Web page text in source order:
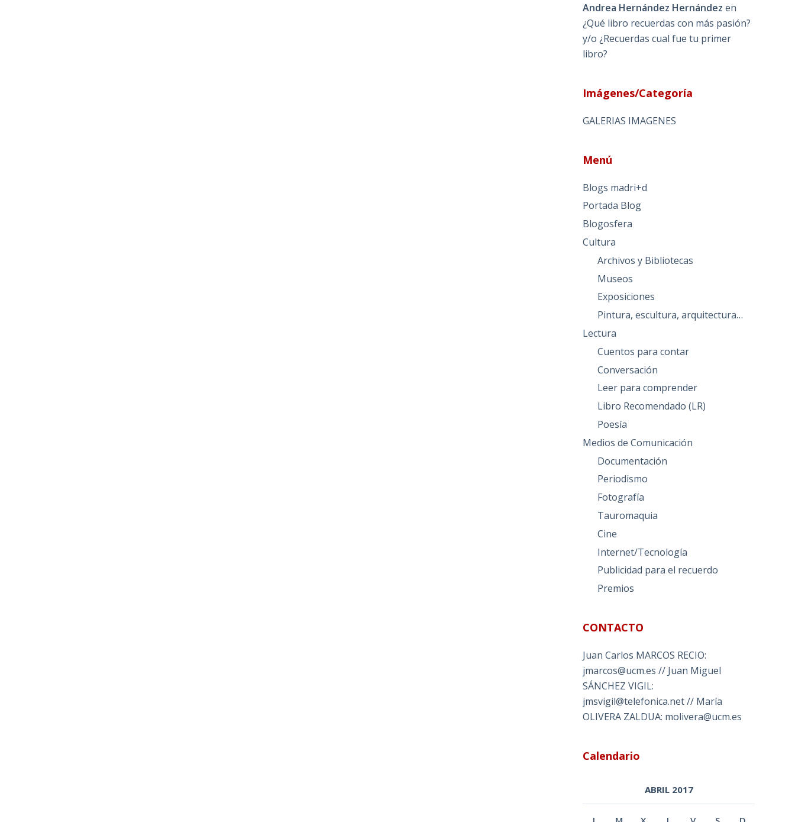
Andrea Hernández Hernández en
¿Qué libro recuerdas con más pasión?
y/o ¿Recuerdas cual fue tu primer
libro?
Imágenes/Categoría
GALERIAS IMAGENES
Menú
Blogs madri+d
Portada Blog
Blogosfera
Cultura
Archivos y Bibliotecas
Museos
Exposiciones
Pintura, escultura, arquitectura…
Lectura
Cuentos para contar
Conversación
Leer para comprender
Libro Recomendado (LR)
Poesía
Medios de Comunicación
Documentación
Periodismo
Fotografía
Tauromaquia
Cine
Internet/Tecnología
Publicidad para el recuerdo
Premios
CONTACTO
Juan Carlos MARCOS RECIO:
jmarcos@ucm.es // Juan Miguel
SÁNCHEZ VIGIL:
jmsvigil@telefonica.net // María
OLIVERA ZALDUA: molivera@ucm.es
Calendario
ABRIL 2017